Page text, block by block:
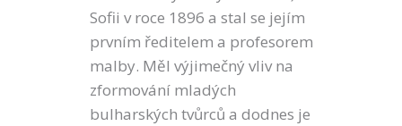
Sofii v roce 1896 a stal se jejím
prvním ředitelem a profesorem
malby. Měl výjimečný vliv na
zformování mladých
bulharských tvůrců a dodnes je